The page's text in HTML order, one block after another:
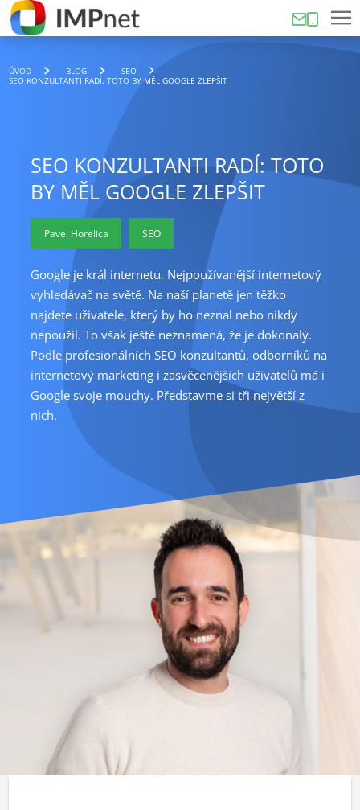
ÚVOD BLOG
SEO
SEO KONZULTANTI RADÍ: TOTO BY MĚL GOOGLE ZLEPŠIT
SEO KONZULTANTI RADÍ: TOTO
BY MĚL GOOGLE ZLEPŠIT
Pavel Horelica SEO
Google je král internetu. Nejpoužívanější internetový
vyhledávač na světě. Na naší planetě jen těžko
najdete uživatele, který by ho neznal nebo nikdy
nepoužil. To však ještě neznamená, že je dokonalý.
Podle profesionálních SEO konzultantů, odborníků na
internetový marketing i zasvěcenějších uživatelů má i
Google svoje mouchy. Představme si tři největší z
nich.